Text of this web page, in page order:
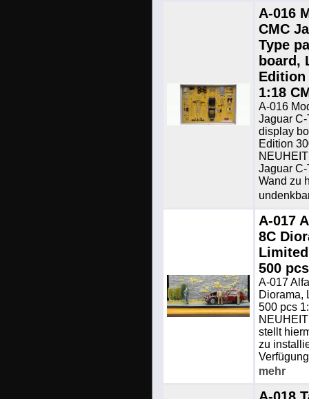
A-016
CMC
Type
board,
Edition
1:18
A-016
Jaguar
display
Edition
Jaguar
Wand zu
A-017
8C
500
A-017
Diorama,
500 pcs
stellt
zu
mehr